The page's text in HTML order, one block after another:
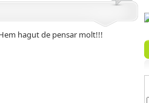
hagut de pensar molt!!!